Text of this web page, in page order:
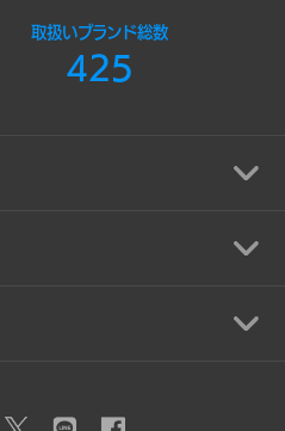
取扱いブランド総数
425